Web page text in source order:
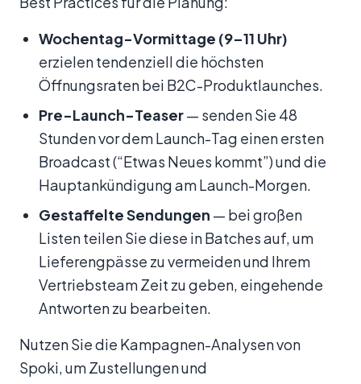
Wochentag-Vormittage (9–11 Uhr)
erzielen tendenziell die höchsten
Öffnungsraten bei B2C-Produktlaunches.
Pre-Launch-Teaser— senden Sie 48
Stunden vor dem Launch-Tag einen ersten
Broadcast (“Etwas Neues kommt”) und die
Hauptankündigung am Launch-Morgen.
Gestaffelte Sendungen — bei großen
Listen teilen Sie diese in Batches auf, um
Lieferengpässe zu vermeiden und Ihrem
Vertriebsteam Zeit zu geben, eingehende
Antworten zu bearbeiten.
Nutzen Sie die Kampagnen-Analysen von
Spoki, um Zustellungen und